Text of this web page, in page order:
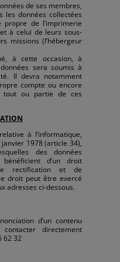
de ses membres,
les données collectées
propre de l’imprimerie
à celui de leurs sous-
missions (l’hébergeur
à cette occasion, à
sera soumis à
Il devra notamment
compte ou encore
tout ou partie de ces
à l’informatique,
1978 (article 34),
des données
d’un droit
rectification et de
droit peut être exercé
adresses ci-dessous.
d’un contenu
directement
62 32